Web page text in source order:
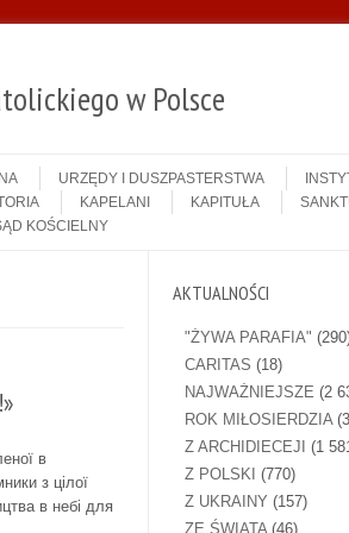
w Polsce
URZĘDY I DUSZPASTERSTWA
KAPELANI KAPITUŁA
KOŚCIELNY
в
з цілої
в небі для
AKTUALNOŚCI
"ŻYWA PARAFIA"
CARITAS (18)
NAJWAŻNIEJSZE (2
ROK MIŁOSIERDZIA
Z ARCHIDIECEJI (1
Z POLSKI (770)
Z UKRAINY (157)
ZE ŚWIATA(46)